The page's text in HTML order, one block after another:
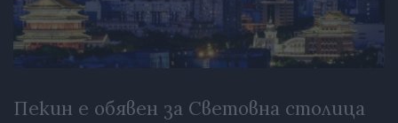
Пекин е обявен за Световна столица